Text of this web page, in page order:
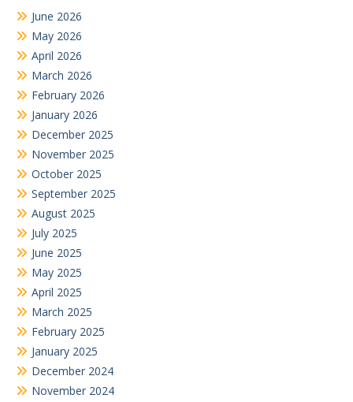
June 2026
May 2026
April 2026
March 2026
February 2026
January 2026
December 2025
November 2025
October 2025
September 2025
August 2025
July 2025
June 2025
May 2025
April 2025
March 2025
February 2025
January 2025
December 2024
November 2024